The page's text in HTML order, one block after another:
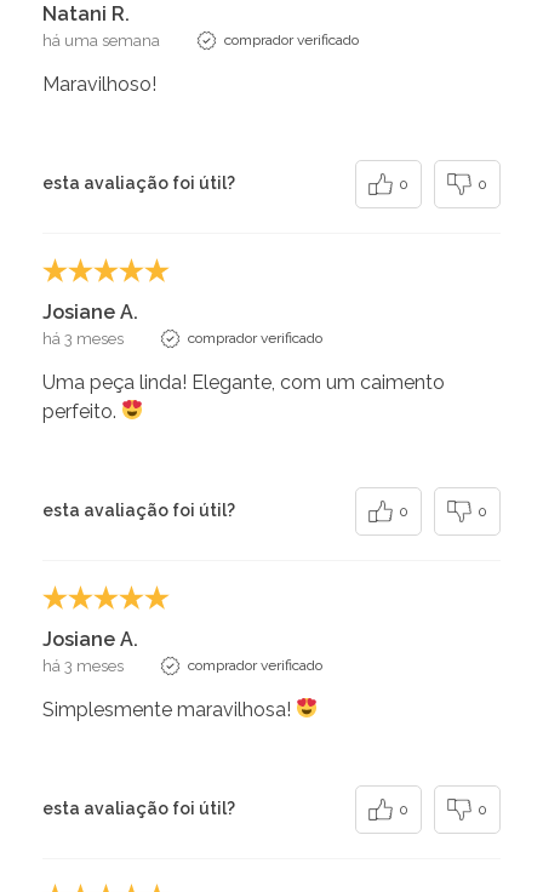
Natani R.
há uma semana comprador verificado
Maravilhoso!
esta avaliação foi útil? 0 0
Josiane A.
há 3 meses comprador verificado
Uma peça linda! Elegante, com um caimento
perfeito.
esta avaliação foi útil? 0 0
Josiane A.
há 3 meses comprador verificado
Simplesmente maravilhosa!
esta avaliação foi útil? 0 0